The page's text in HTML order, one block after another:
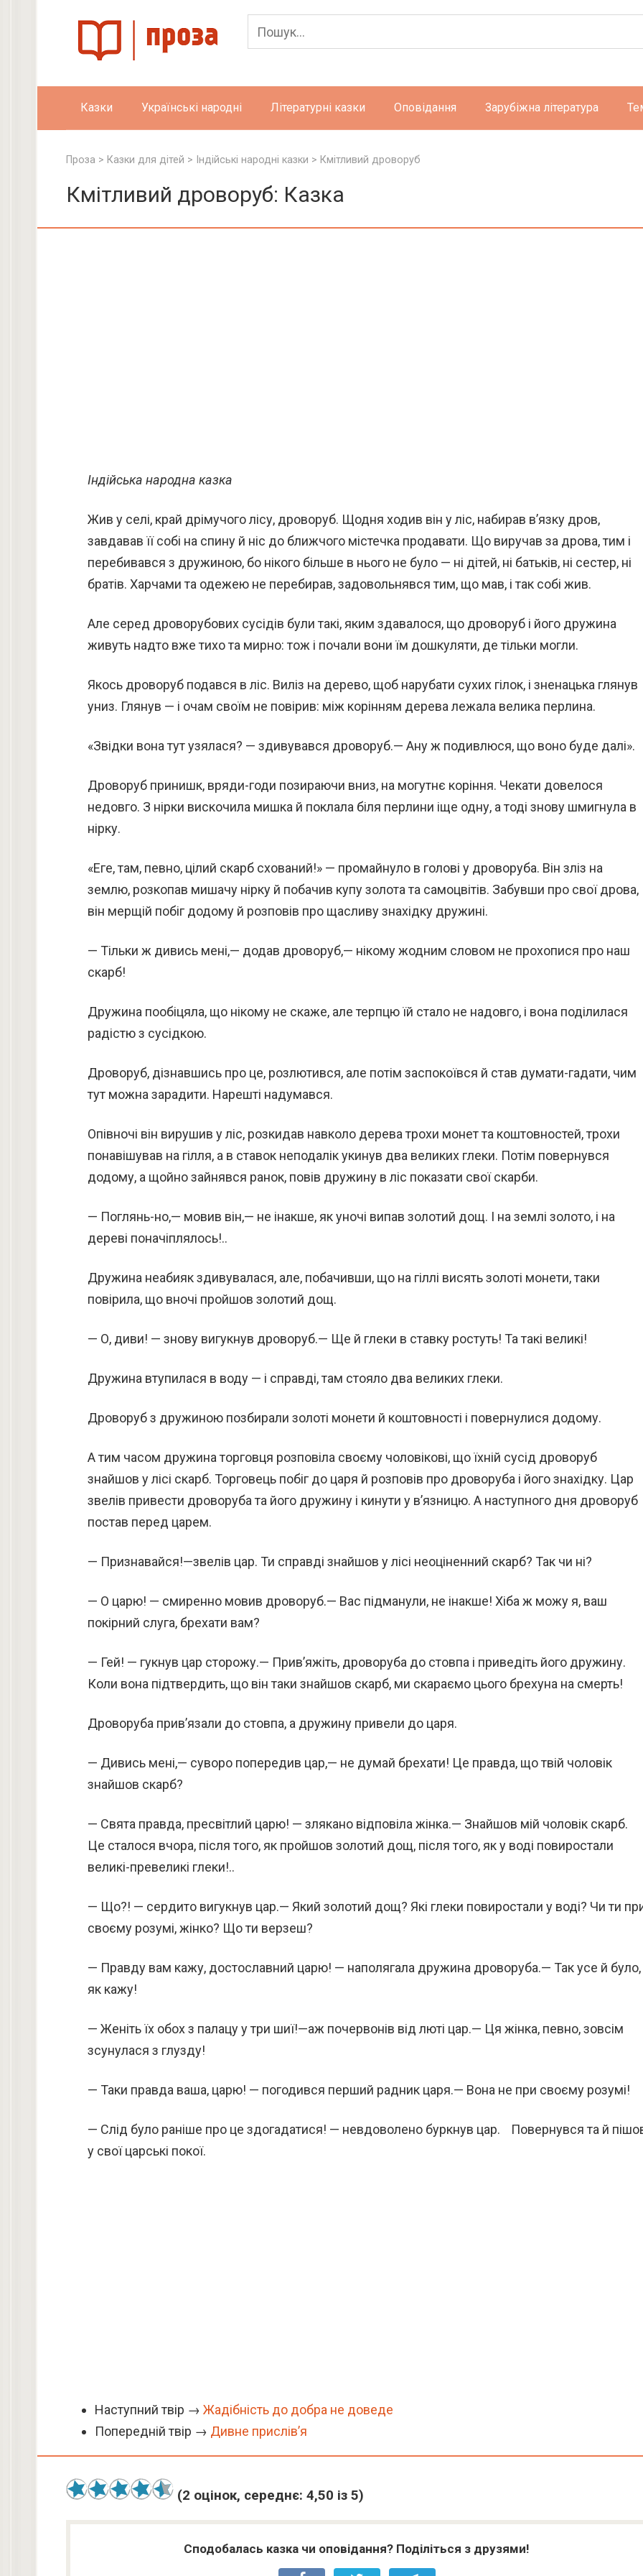
Казки Українські народні Літературні казки Оповідання Зарубіжна література
Проза > Казки для дітей > Індійські народні казки > Кмітливий дроворуб
Кмітливий дроворуб: Казка
Індійська народна казка
Жив у селі, край дрімучого лісу, дроворуб. Щодня ходив він у ліс, набирав в’язку дров,
завдавав її собі на спину й ніс до ближчого містечка продавати. Що виручав за дрова, тим і
перебивався з дружиною, бо нікого більше в нього не було — ні дітей, ні батьків, ні сестер, ні
братів. Харчами та одежею не перебирав, задовольнявся тим, що мав, і так собі жив.
Але серед дроворубових сусідів були такі, яким здавалося, що дроворуб і його дружина
живуть надто вже тихо та мирно: тож і почали вони їм дошкуляти, де тільки могли.
Якось дроворуб подався в ліс. Виліз на дерево, щоб нарубати сухих гілок, і зненацька глянув
униз. Глянув — і очам своїм не повірив: між корінням дерева лежала велика перлина.
«Звідки вона тут узялася? — здивувався дроворуб.— Ану ж подивлюся, що воно буде далі».
Дроворуб принишк, вряди-годи позираючи вниз, на могутнє коріння. Чекати довелося
недовго. З нірки вискочила мишка й поклала біля перлини іще одну, а тоді знову шмигнула в
нірку.
«Еге, там, певно, цілий скарб схований!» — промайнуло в голові у дроворуба. Він зліз на
землю, розкопав мишачу нірку й побачив купу золота та самоцвітів. Забувши про свої дрова,
він мерщій побіг додому й розповів про щасливу знахідку дружині.
— Тільки ж дивись мені,— додав дроворуб,— нікому жодним словом не прохопися про наш
скарб!
Дружина пообіцяла, що нікому не скаже, але терпцю їй стало не надовго, і вона поділилася
радістю з сусідкою.
Дроворуб, дізнавшись про це, розлютився, але потім заспокоївся й став думати-гадати, чим
тут можна зарадити. Нарешті надумався.
Опівночі він вирушив у ліс, розкидав навколо дерева трохи монет та коштовностей, трохи
понавішував на гілля, а в ставок неподалік укинув два великих глеки. Потім повернувся
додому, а щойно зайнявся ранок, повів дружину в ліс показати свої скарби.
— Поглянь-но,— мовив він,— не інакше, як уночі випав золотий дощ. І на землі золото, і на
дереві поначіплялось!..
Дружина неабияк здивувалася, але, побачивши, що на гіллі висять золоті монети, таки
повірила, що вночі пройшов золотий дощ.
— О, диви! — знову вигукнув дроворуб.— Ще й глеки в ставку ростуть! Та такі великі!
Дружина втупилася в воду — і справді, там стояло два великих глеки.
Дроворуб з дружиною позбирали золоті монети й коштовності і повернулися додому.
А тим часом дружина торговця розповіла своєму чоловікові, що їхній сусід дроворуб
знайшов у лісі скарб. Торговець побіг до царя й розповів про дроворуба і його знахідку. Цар
звелів привести дроворуба та його дружину і кинути у в’язницю. А наступного дня дроворуб
постав перед царем.
— Признавайся!—звелів цар. Ти справді знайшов у лісі неоціненний скарб? Так чи ні?
— О царю! — смиренно мовив дроворуб.— Вас підманули, не інакше! Хіба ж можу я, ваш
покірний слуга, брехати вам?
— Гей! — гукнув цар сторожу.— Прив’яжіть, дроворуба до стовпа і приведіть його дружину.
Коли вона підтвердить, що він таки знайшов скарб, ми скараємо цього брехуна на смерть!
Дроворуба прив’язали до стовпа, а дружину привели до царя.
— Дивись мені,— суворо попередив цар,— не думай брехати! Це правда, що твій чоловік
знайшов скарб?
— Свята правда, пресвітлий царю! — злякано відповіла жінка.— Знайшов мій чоловік скарб.
Це сталося вчора, після того, як пройшов золотий дощ, після того, як у воді повиростали
великі-превеликі глеки!..
— Що?! — сердито вигукнув цар.— Який золотий дощ? Які глеки повиростали у воді? Чи ти
своєму розумі, жінко? Що ти верзеш?
— Правду вам кажу, достославний царю! — наполягала дружина дроворуба.— Так усе й було,
як кажу!
— Женіть їх обох з палацу у три шиї!—аж почервонів від люті цар.— Ця жінка, певно, зовсім
зсунулася з глузду!
— Таки правда ваша, царю! — погодився перший радник царя.— Вона не при своєму розумі!
— Слід було раніше про це здогадатися! — невдоволено буркнув цар. Повернувся та й
у свої царські покої.
Наступний твір → Жадібність до добра не доведе
Попередній твір → Дивне прислів’я
(2 оцінок, середнє: 4,50 із 5)
Сподобалась казка чи оповідання? Поділіться з друзями!